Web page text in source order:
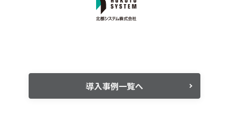
導入事例一覧へ